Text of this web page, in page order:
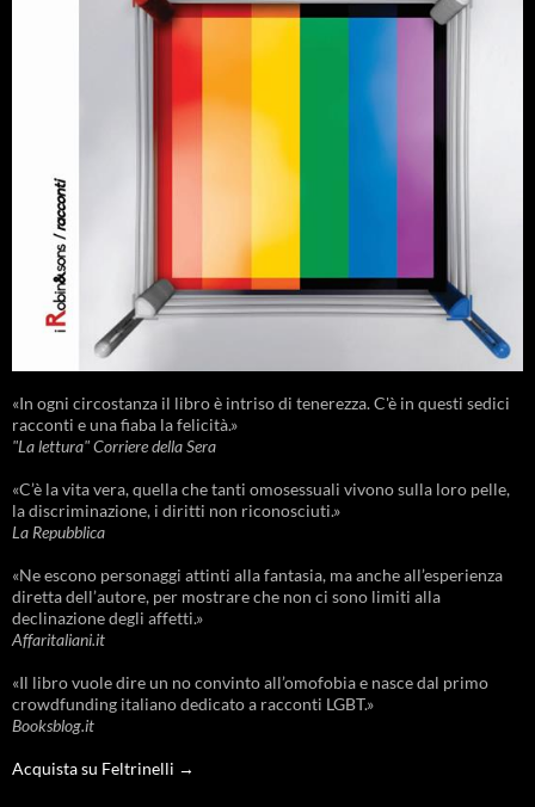
«In ogni circostanza il libro è intriso di tenerezza. C'è in questi sedici
racconti e una fiaba la felicità.»
"La lettura" Corriere della Sera
«C’è la vita vera, quella che tanti omosessuali vivono sulla loro pelle,
la discriminazione, i diritti non riconosciuti.»
La Repubblica
«Ne escono personaggi attinti alla fantasia, ma anche all’esperienza
diretta dell’autore, per mostrare che non ci sono limiti alla
declinazione degli affetti.»
Affaritaliani.it
«Il libro vuole dire un no convinto all’omofobia e nasce dal primo
crowdfunding italiano dedicato a racconti LGBT.»
Booksblog.it
Acquista su Feltrinelli →